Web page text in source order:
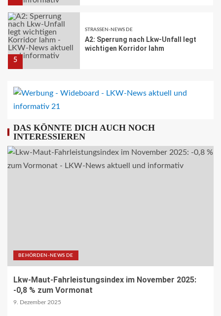
6
BRANCHEN-NEWS (DE)
Volvo Trucks erhält Deutschen
Nachhaltigkeitspreis
7
BRANCHEN-NEWS (DE)
Schwerverletzter Fussgänger nach
FUHRPARK-UNTERNEHMENS-NEWS DE
DAS KÖNNTE DICH AUCH NOCH
INTERESSIEREN
BEHÖRDEN-NEWS DE
Lkw-Maut-Fahrleistungsindex im November 2025:
-0,8 % zum Vormonat
9. Dezember 2025